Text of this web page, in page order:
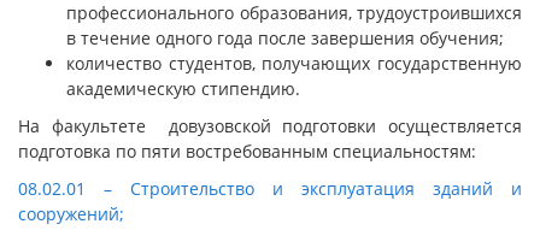
профессионального образования, трудоустроившихся
в течение одного года после завершения обучения;
количество студентов, получающих государственную
академическую стипендию.
На факультете довузовской подготовки осуществляется
подготовка по пяти востребованным специальностям:
08.02.01 – Строительство и эксплуатация зданий и
сооружений;